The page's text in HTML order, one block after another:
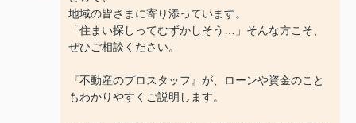
地域の皆さまに寄り添っています。
「住まい探しってむずかしそう…」そんな方こそ、
ぜひご相談ください。
『不動産のプロスタッフ』が、ローンや資金のこと
もわかりやすくご説明します。